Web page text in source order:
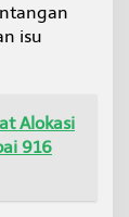
isu
Alokasi
916